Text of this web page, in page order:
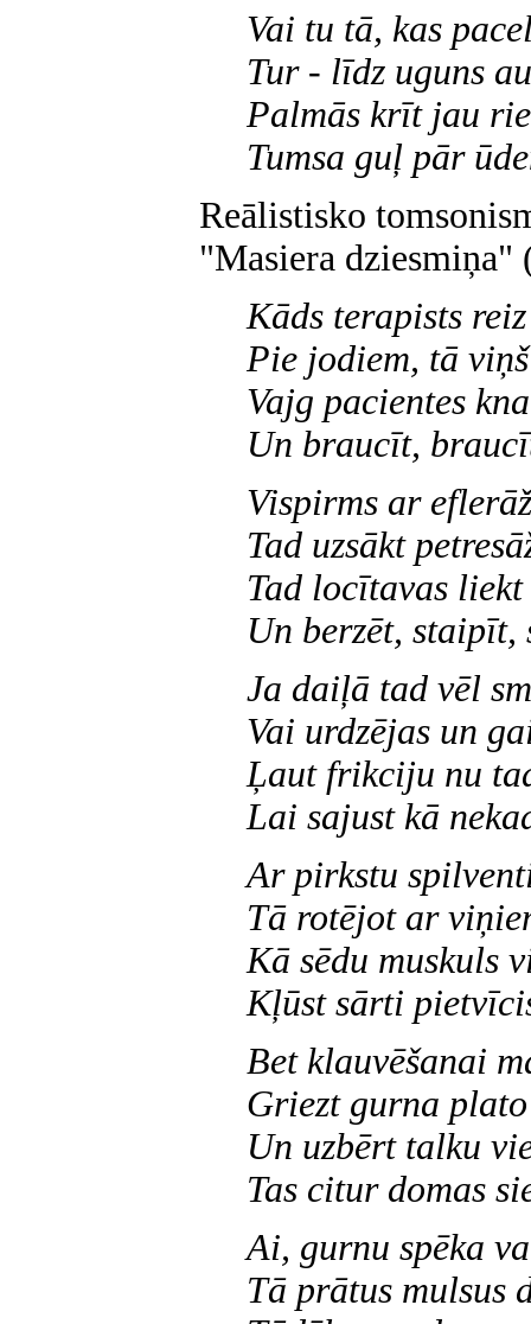
Vai tu tā, kas
Tur - līdz uguns
Palmās krīt jau
Tumsa guļ pār
Reālistisko
"Masiera dziesmiņa"
Kāds terapists
Pie jodiem, tā
Vajg pacientes
Un braucīt,
Vispirms ar
Tad uzsākt
Tad locītavas liekt
Un berzēt, staipīt,
Ja daiļā tad vēl
Vai urdzējas un
Ļaut frikciju nu
Lai sajust kā
Ar pirkstu
Tā rotējot ar
Kā sēdu muskuls
Kļūst sārti
Bet klauvēšanai
Griezt gurna
Un uzbērt talku
Tas citur domas
Ai, gurnu spēka
Tā prātus mulsus